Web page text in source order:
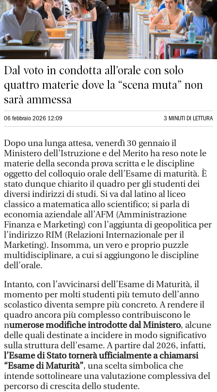
Dal voto in condotta all’orale con solo
quattro materie dove la “scena muta” non
sarà ammessa
06 febbraio 2026 12:09 3 MINUTI DI LETTURA
Dopo una lunga attesa, venerdì 30 gennaio il
Ministero dell’Istruzione e del Merito ha reso note le
materie della seconda prova scritta e le discipline
oggetto del colloquio orale dell’Esame di maturità. È
stato dunque chiarito il quadro per gli studenti dei
diversi indirizzi di studi. Si va dal latino al liceo
classico a matematica allo scientifico; si parla di
economia aziendale all’AFM (Amministrazione
Finanza e Marketing) con l’aggiunta di geopolitica per
l’indirizzo RIM (Relazioni Internazionale per il
Marketing). Insomma, un vero e proprio puzzle
multidisciplinare, a cui si aggiungono le discipline
dell’orale.
Intanto, con l’avvicinarsi dell’Esame di Maturità, il
momento per molti studenti più temuto dell’anno
scolastico diventa sempre più concreto. A rendere il
quadro ancora più complesso contribuiscono le
numerose modifiche introdotte dal Ministero, alcune
delle quali destinate a incidere in modo significativo
sulla struttura dell’esame. A partire dal 2026, infatti,
l’Esame di Stato tornerà ufficialmente a chiamarsi
“Esame di Maturità”, una scelta simbolica che
intende sottolineare una valutazione complessiva del
percorso di crescita dello studente.